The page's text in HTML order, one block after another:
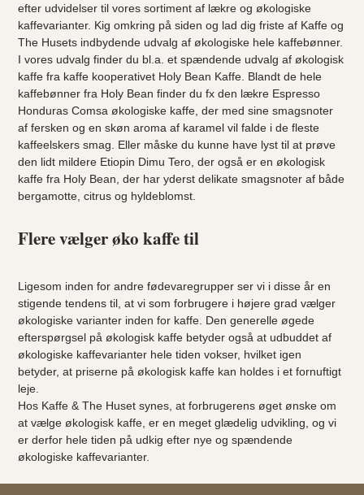
efter udvidelser til vores sortiment af lækre og økologiske
kaffevarianter. Kig omkring på siden og lad dig friste af Kaffe og
The Husets indbydende udvalg af økologiske hele kaffebønner.
I vores udvalg finder du bl.a. et spændende udvalg af økologisk
kaffe fra kaffe kooperativet Holy Bean Kaffe. Blandt de hele
kaffebønner fra Holy Bean finder du fx den lækre Espresso
Honduras Comsa økologiske kaffe, der med sine smagsnoter
af fersken og en skøn aroma af karamel vil falde i de fleste
kaffeelskers smag. Eller måske du kunne have lyst til at prøve
den lidt mildere Etiopin Dimu Tero, der også er en økologisk
kaffe fra Holy Bean, der har yderst delikate smagsnoter af både
bergamotte, citrus og hyldeblomst.
Flere vælger øko kaffe til
Ligesom inden for andre fødevaregrupper ser vi i disse år en
stigende tendens til, at vi som forbrugere i højere grad vælger
økologiske varianter inden for kaffe. Den generelle øgede
efterspørgsel på økologisk kaffe betyder også at udbuddet af
økologiske kaffevarianter hele tiden vokser, hvilket igen
betyder, at priserne på økologisk kaffe kan holdes i et fornuftigt
leje.
Hos Kaffe & The Huset synes, at forbrugerens øget ønske om
at vælge økologisk kaffe, er en meget glædelig udvikling, og vi
er derfor hele tiden på udkig efter nye og spændende
økologiske kaffevarianter.